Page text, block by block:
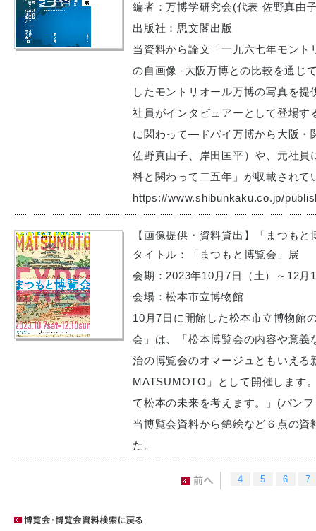
編者：万博学研究会(代表 佐野真由
出版社：思文閣出版
当資料から論文「一九六七年モン
の自画像 -大阪万博との比較を通じ
したモントリオール万博の写真を提
社員がインタビュアーとして登場
に関わって―ドバイ万博から大阪・
佐野真由子、岸田匡平）や、元社
料と関わって二五年」が収載されて
https://www.shibunkaku.co.jp/
【画像提供・資料貸出】「まつもと
タイトル：「まつもと博覧会」展
会期：2023年10月7日（土）～12月
会場：松本市立博物館
10月7日に開館した松本市立博物館
会」は、「松本博覧会の内容や意
治の博覧会のオマージュともいえる
MATSUMOTO」として開催します
て松本の未来を考えます。」(パン
当博覧会資料から錦絵など６点の
た。
4 5 6 7